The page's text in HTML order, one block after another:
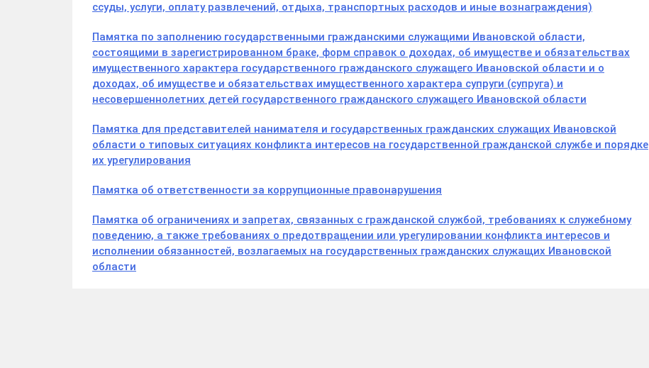
ссуды, услуги, оплату развлечений, отдыха, транспортных расходов и иные вознаграждения)
Памятка по заполнению государственными гражданскими служащими Ивановской области,
состоящими в зарегистрированном браке, форм справок о доходах, об имуществе и обязательствах
имущественного характера государственного гражданского служащего Ивановской области и о
доходах, об имуществе и обязательствах имущественного характера супруги (супруга) и
несовершеннолетних детей государственного гражданского служащего Ивановской области
Памятка для представителей нанимателя и государственных гражданских служащих Ивановской
области о типовых ситуациях конфликта интересов на государственной гражданской службе и порядке
их урегулирования
Памятка об ответственности за коррупционные правонарушения
Памятка об ограничениях и запретах, связанных с гражданской службой, требованиях к служебному
поведению, а также требованиях о предотвращении или урегулировании конфликта интересов и
исполнении обязанностей, возлагаемых на государственных гражданских служащих Ивановской
области